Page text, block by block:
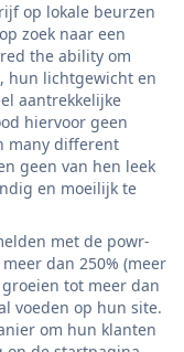
op lokale beurzen
zoek naar een
the ability om
hun lichtgewicht en
aantrekkelijke
hiervoor geen
many different
geen van hen leek
en moeilijk te
met de powr-
dan 250% (meer
tot meer dan
voeden op hun site.
om hun klanten